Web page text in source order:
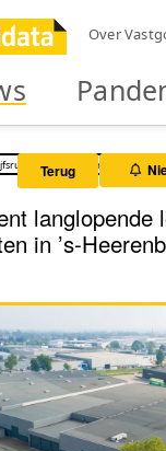
Over
Kantoorruimte
Terug
langlopende
in ’s-